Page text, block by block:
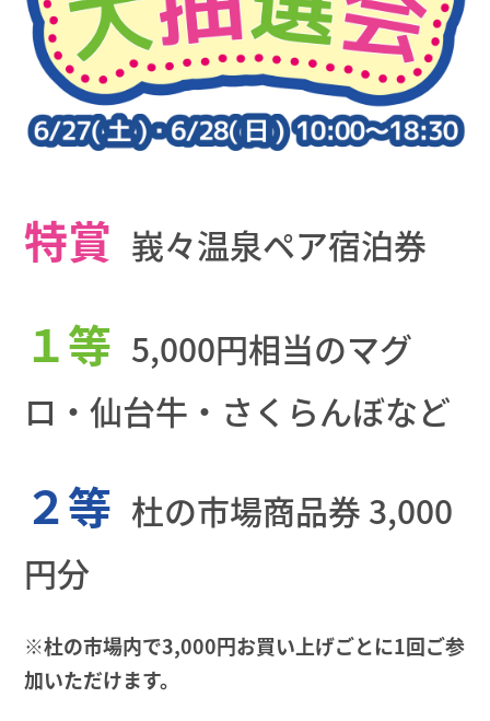
特賞 峩々温泉ペア宿泊券
１等 5,000円相当のマグ
ロ・仙台牛・さくらんぼなど
２等 杜の市場商品券 3,000
円分
※杜の市場内で3,000円お買い上げごとに1回ご参
加いただけます。